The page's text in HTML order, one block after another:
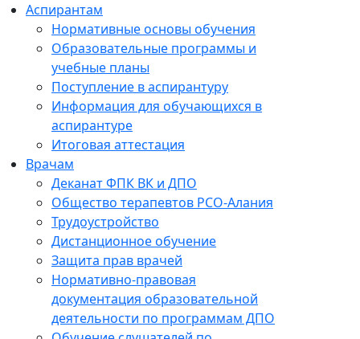
Аспирантам
Нормативные основы обучения
Образовательные программы и
учебные планы
Поступление в аспирантуру
Информация для обучающихся в
аспирантуре
Итоговая аттестация
Врачам
Деканат ФПК ВК и ДПО
Общество терапевтов РСО-Алания
Трудоустройство
Дистанционное обучение
Защита прав врачей
Нормативно-правовая
документация образовательной
деятельности по программам ДПО